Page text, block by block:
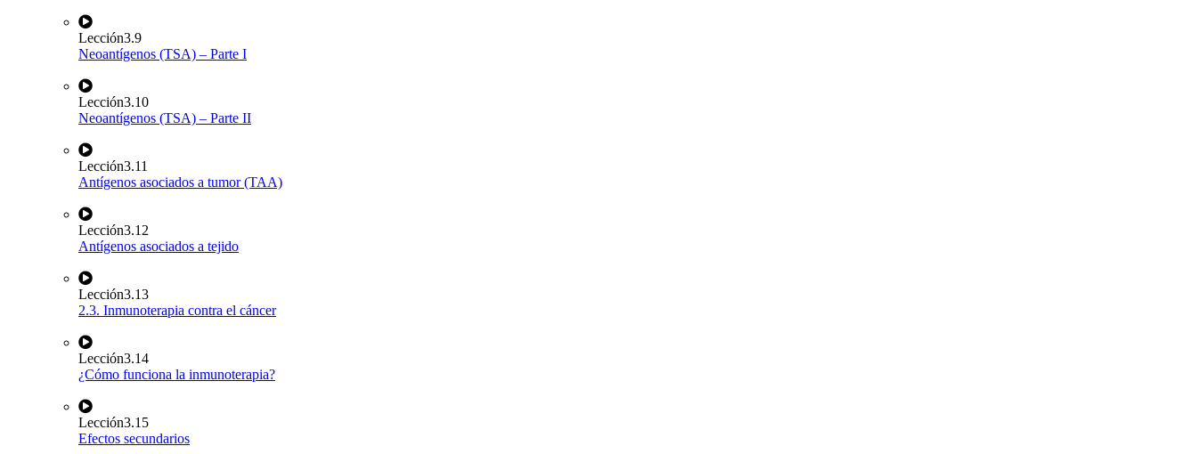
Lección3.9
Neoantígenos (TSA) – Parte I
Lección3.10
Neoantígenos (TSA) – Parte II
Lección3.11
Antígenos asociados a tumor (TAA)
Lección3.12
Antígenos asociados a tejido
Lección3.13
2.3. Inmunoterapia contra el cáncer
Lección3.14
¿Cómo funciona la inmunoterapia?
Lección3.15
Efectos secundarios